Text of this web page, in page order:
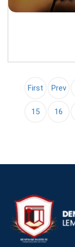
First Prev
15 16